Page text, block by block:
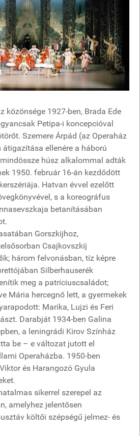
közönsége 1927-ben, Brada Ede
Petipa-i koncepcióval
Szemere Árpád (az Operaház
ellenére a háború
húsz alkalommal adták
1950. február 16-án kezdődött
Hatvan évvel ezelőtt
s a koreográfus
betanításában
Gorszkijhoz,
Csajkovszkij
három felvonásban, tíz képre
Silberhauserék
meg a patríciuscsaládot;
Mária hercegnő lett, a gyermekek
Marika, Lujzi és Feri
Darabját 1934-ben Galina
a leningrádi Kirov Színház
be – e változat jutott el
Operaházba. 1950-ben
és Harangozó Gyula
sikerrel szerepel az
amelyhez jelentősen
költői szépségű jelmez- és